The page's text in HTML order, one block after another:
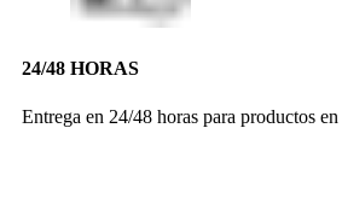
24/48 HORAS
Entrega en 24/48 horas para productos